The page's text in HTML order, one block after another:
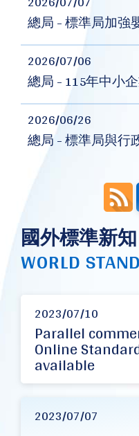
2026/07/06
2026/06/26
國外標準新知
WORLD
2023/07/10
Parallel
Online
available
2023/07/07